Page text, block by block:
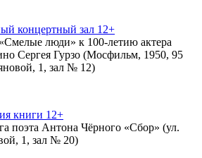
концертный зал 12+
люди» к 100-летию актера
Сергея Гурзо (Мосфильм, 1950, 95
1, зал № 12)
книги 12+
поэта Антона Чёрного «Сбор» (ул.
1, зал № 20)